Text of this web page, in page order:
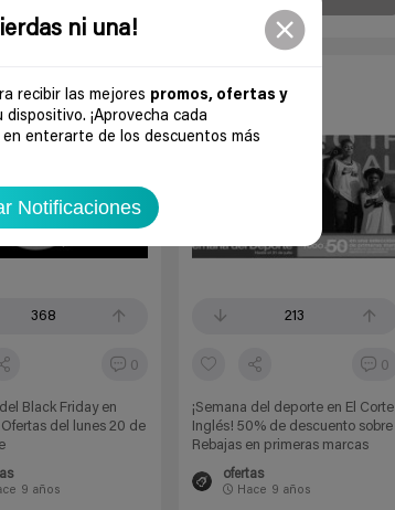
ni una!
recibir las mejores promos, ofertas y
¡Aprovecha cada
enterarte de los descuentos más
Notificaciones
368
0
Black Friday en
del lunes 20 de
9 años
213
0
¡Semana del deporte en El Corte
Inglés! 50% de descuento sobre
Rebajas en primeras marcas
ofertas
Hace 9 años